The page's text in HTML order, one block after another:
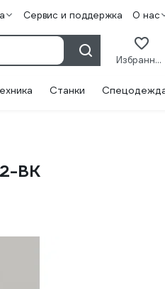
Сервис и поддержка О нас
Избранное
Станки
BK